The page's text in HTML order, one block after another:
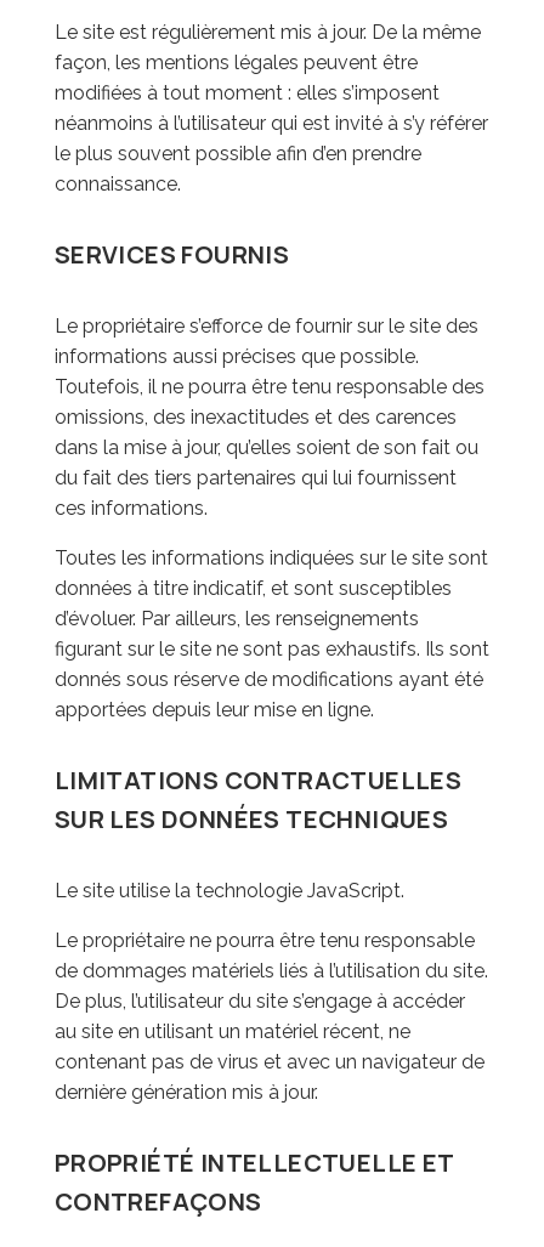
Le site est régulièrement mis à jour. De la même
façon, les mentions légales peuvent être
modifiées à tout moment : elles s’imposent
néanmoins à l’utilisateur qui est invité à s’y référer
le plus souvent possible afin d’en prendre
connaissance.
SERVICES FOURNIS
Le propriétaire s’efforce de fournir sur le site des
informations aussi précises que possible.
Toutefois, il ne pourra être tenu responsable des
omissions, des inexactitudes et des carences
dans la mise à jour, qu’elles soient de son fait ou
du fait des tiers partenaires qui lui fournissent
ces informations.
Toutes les informations indiquées sur le site sont
données à titre indicatif, et sont susceptibles
d’évoluer. Par ailleurs, les renseignements
figurant sur le site ne sont pas exhaustifs. Ils sont
donnés sous réserve de modifications ayant été
apportées depuis leur mise en ligne.
LIMITATIONS CONTRACTUELLES
SUR LES DONNÉES TECHNIQUES
Le site utilise la technologie JavaScript.
Le propriétaire ne pourra être tenu responsable
de dommages matériels liés à l’utilisation du site.
De plus, l’utilisateur du site s’engage à accéder
au site en utilisant un matériel récent, ne
contenant pas de virus et avec un navigateur de
dernière génération mis à jour.
PROPRIÉTÉ INTELLECTUELLE ET
CONTREFAÇONS